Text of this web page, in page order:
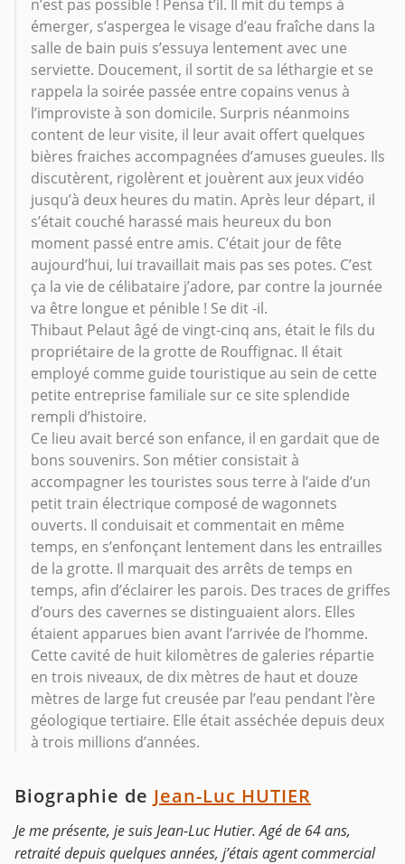
n’est pas possible ! Pensa t’il. Il mit du temps à
émerger, s’aspergea le visage d’eau fraîche dans la
salle de bain puis s’essuya lentement avec une
serviette. Doucement, il sortit de sa léthargie et se
rappela la soirée passée entre copains venus à
l’improviste à son domicile. Surpris néanmoins
content de leur visite, il leur avait offert quelques
bières fraiches accompagnées d’amuses gueules. Ils
discutèrent, rigolèrent et jouèrent aux jeux vidéo
jusqu’à deux heures du matin. Après leur départ, il
s’était couché harassé mais heureux du bon
moment passé entre amis. C’était jour de fête
aujourd’hui, lui travaillait mais pas ses potes. C’est
ça la vie de célibataire j’adore, par contre la journée
va être longue et pénible ! Se dit -il.
Thibaut Pelaut âgé de vingt-cinq ans, était le fils du
propriétaire de la grotte de Rouffignac. Il était
employé comme guide touristique au sein de cette
petite entreprise familiale sur ce site splendide
rempli d’histoire.
Ce lieu avait bercé son enfance, il en gardait que de
bons souvenirs. Son métier consistait à
accompagner les touristes sous terre à l’aide d’un
petit train électrique composé de wagonnets
ouverts. Il conduisait et commentait en même
temps, en s’enfonçant lentement dans les entrailles
de la grotte. Il marquait des arrêts de temps en
temps, afin d’éclairer les parois. Des traces de griffes
d’ours des cavernes se distinguaient alors. Elles
étaient apparues bien avant l’arrivée de l’homme.
Cette cavité de huit kilomètres de galeries répartie
en trois niveaux, de dix mètres de haut et douze
mètres de large fut creusée par l’eau pendant l’ère
géologique tertiaire. Elle était asséchée depuis deux
à trois millions d’années.
Biographie de Jean-Luc HUTIER
Je me présente, je suis Jean-Luc Hutier. Agé de 64 ans,
retraité depuis quelques années, j’étais agent commercial